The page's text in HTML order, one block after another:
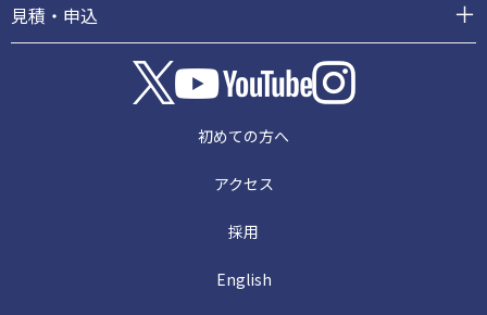
見積・申込
初めての方へ
アクセス
採用
English